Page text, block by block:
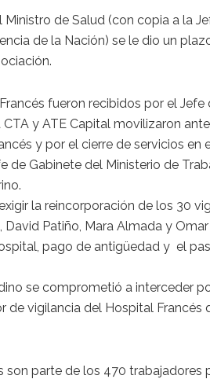
de Salud (con copia a la
de la Nación) se le dio un
fueron recibidos por el Jefe
y ATE Capital movilizaron
y por el cierre de servicios en
de Gabinete del Ministerio de
la reincorporación de los 30
David Patiño, Mara Almada y
pago de antigüedad y el
se comprometió a interceder
vigilancia del Hospital Francés
son parte de los 470 trabajadores